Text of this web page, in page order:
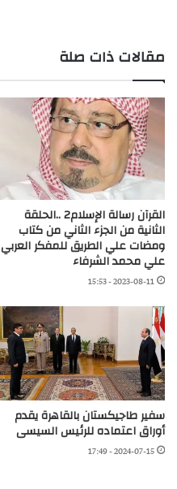
مقالات ذات صلة
القرآن رسالة الإسلام2 ..الحلقة
الثانية من الجزء الثاني من كتاب
ومضات علي الطريق للمفكر العربي
علي محمد الشرفاء
2023-08-11 - 15:53
سفير طاجيكستان بالقاهرة يقدم
أوراق اعتماده للرئيس السيسى
2024-07-15 - 17:49